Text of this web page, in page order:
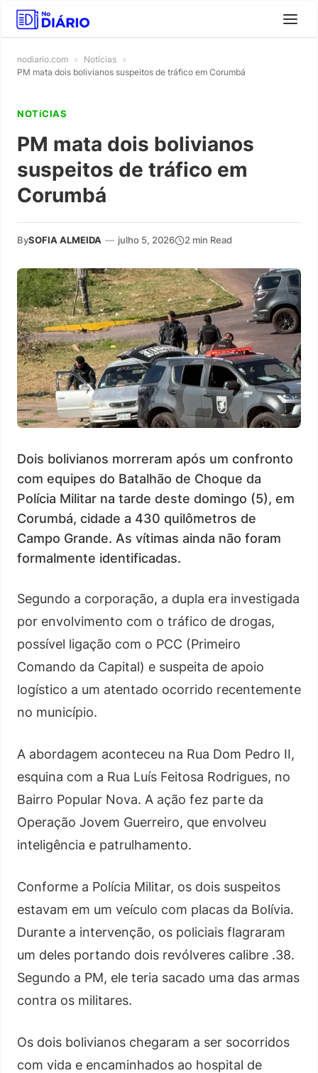
nodiario.com » Notícias »
PM mata dois bolivianos suspeitos de tráfico em Corumbá
NOTíCIAS
PM mata dois bolivianos
suspeitos de tráfico em
Corumbá
BySOFIA ALMEIDA — julho 5, 2026 2 min Read
Dois bolivianos morreram após um confronto
com equipes do Batalhão de Choque da
Polícia Militar na tarde deste domingo (5), em
Corumbá, cidade a 430 quilômetros de
Campo Grande. As vítimas ainda não foram
formalmente identificadas.
Segundo a corporação, a dupla era investigada
por envolvimento com o tráfico de drogas,
possível ligação com o PCC (Primeiro
Comando da Capital) e suspeita de apoio
logístico a um atentado ocorrido recentemente
no município.
A abordagem aconteceu na Rua Dom Pedro II,
esquina com a Rua Luís Feitosa Rodrigues, no
Bairro Popular Nova. A ação fez parte da
Operação Jovem Guerreiro, que envolveu
inteligência e patrulhamento.
Conforme a Polícia Militar, os dois suspeitos
estavam em um veículo com placas da Bolívia.
Durante a intervenção, os policiais flagraram
um deles portando dois revólveres calibre .38.
Segundo a PM, ele teria sacado uma das armas
contra os militares.
Os dois bolivianos chegaram a ser socorridos
com vida e encaminhados ao hospital de